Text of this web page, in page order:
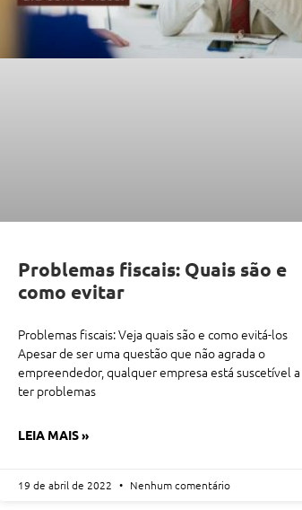
Problemas fiscais: Quais são e
como evitar
Problemas fiscais: Veja quais são e como evitá-los
Apesar de ser uma questão que não agrada o
empreendedor, qualquer empresa está suscetível a
ter problemas
LEIA MAIS »
19 de abril de 2022 Nenhum comentário